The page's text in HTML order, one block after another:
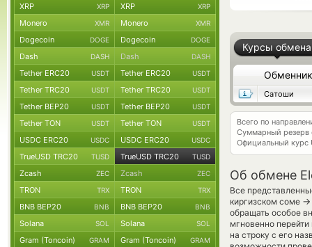
Курсы обмена
Обменник
Сатоши
Всего по
Суммарный резерв
Официальный курс
Об обмене
Все
киргизском соме →
обращать особое
мгновенно
на строку с его
XRP XRP XRP XRP
Monero XMR Monero XMR
Dogecoin DOGE Dogecoin DOGE
Dash DASH Dash DASH
Tether ERC20 USDT Tether ERC20 USDT
Tether TRC20 USDT Tether TRC20 USDT
Tether BEP20 USDT Tether BEP20 USDT
Tether TON USDT Tether TON USDT
USDC ERC20 USDC USDC ERC20 USDC
TrueUSD TRC20 TUSD TrueUSD TRC20 TUSD
Zcash ZEC Zcash ZEC
TRON TRX TRON TRX
BNB BEP20 BNB BNB BEP20 BNB
Solana SOL Solana SOL
Gram (Toncoin) GRAM Gram (Toncoin) GRAM